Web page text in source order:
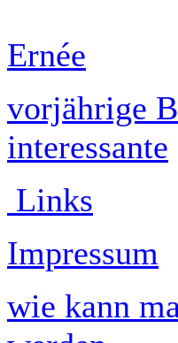
Ernée
vorjährige
interessante
Links
Impressum
wie kann